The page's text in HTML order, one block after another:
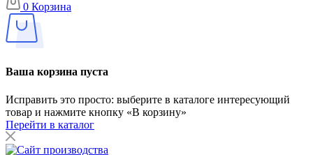
0 Корзина
Ваша корзина пуста
Исправить это просто: выберите в каталоге интересующий
товар и нажмите кнопку «В корзину»
Перейти в каталог